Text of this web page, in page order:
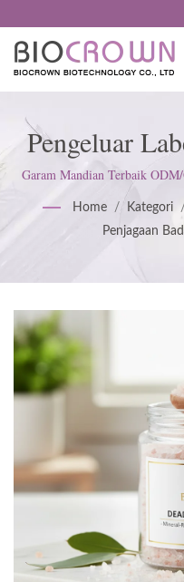
Pengeluar
Mandian |
Kulit
Sejak
Garam Mandian Terbaik
kepada pembangunan produk
dan Amalan Pengilangan
memenuhi
Home / Kategori /
Penjagaan